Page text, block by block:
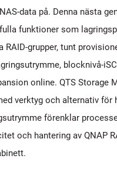
data på. Denna nästa
funktioner som
RAID-grupper, tunt
blocknivå-
online. QTS Storage
verktyg och alternativ för
förenklar
och hantering av QNAP